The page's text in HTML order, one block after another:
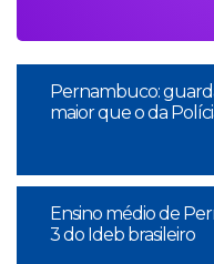
Pernambuco:
maior que o da
Ensino médio de
3 do Ideb brasileiro